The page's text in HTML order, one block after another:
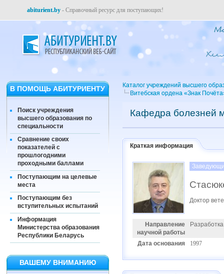
abiturient.by - Справочный ресурс для поступающих!
В ПОМОЩЬ АБИТУРИЕНТУ
Поиск учреждения
высшего образования по
специальности
Сравнение своих
показателей с
прошлогодними
проходными баллами
Поступающим на целевые
места
Поступающим без
вступительных испытаний
Информация
Министерства образования
Республики Беларусь
ВАШЕМУ ВНИМАНИЮ
Каталог учреждений высшего
Витебская ордена «Знак
Кафедра болезней
Краткая информация
Доктор
Направление
научной работы
Дата основания 1997